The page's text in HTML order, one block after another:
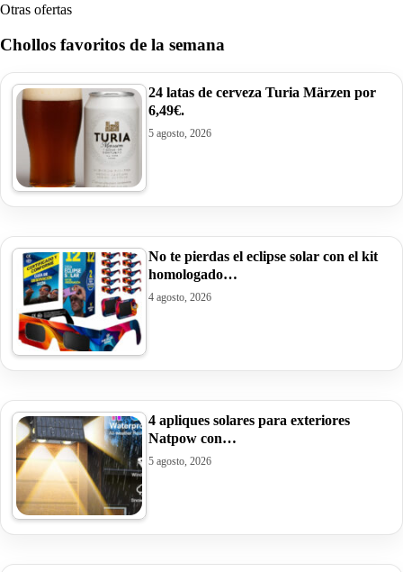
Otras ofertas
Chollos favoritos de la semana
24 latas de cerveza Turia Märzen por
6,49€.
5 agosto, 2026
No te pierdas el eclipse solar con el kit
homologado…
4 agosto, 2026
4 apliques solares para exteriores
Natpow con…
5 agosto, 2026